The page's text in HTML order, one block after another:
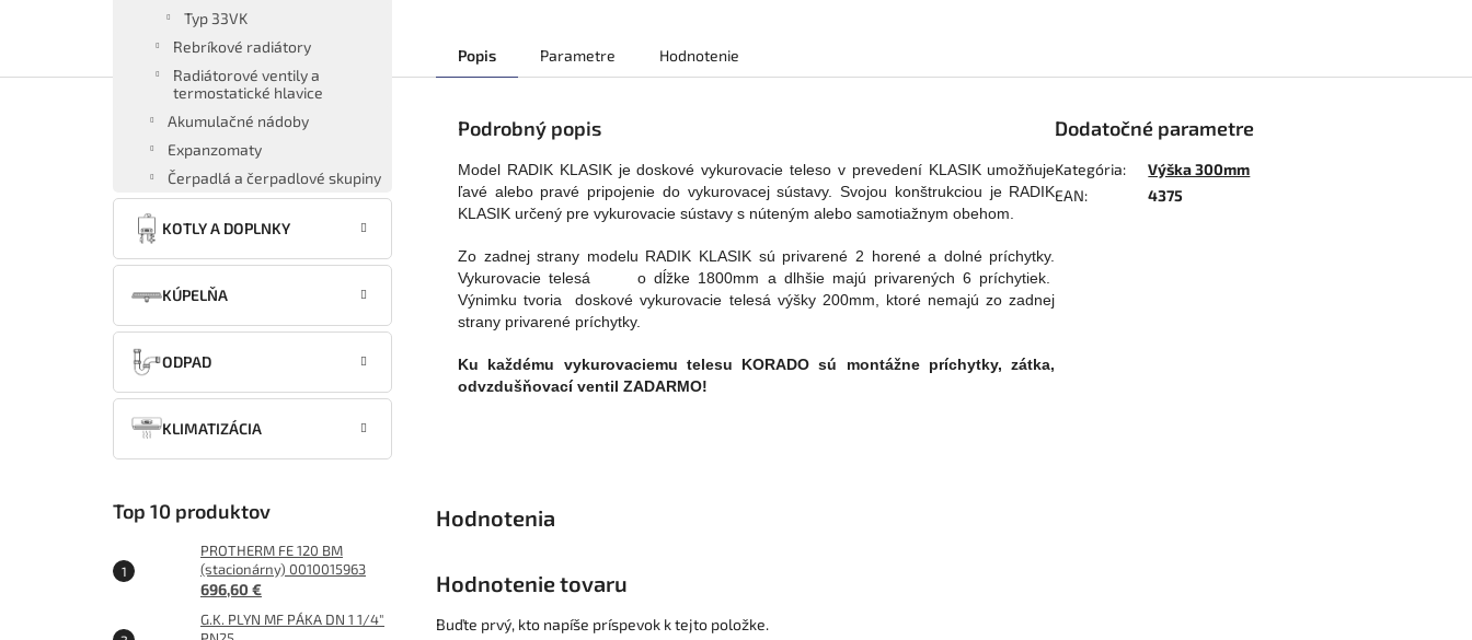
Typ 33VK
Rebríkové radiátory
Radiátorové ventily a
termostatické hlavice
Akumulačné nádoby
Expanzomaty
Čerpadlá a čerpadlové skupiny
KOTLY A DOPLNKY
KÚPELŇA
ODPAD
KLIMATIZÁCIA
Top 10 produktov
PROTHERM FE 120 BM
(stacionárny) 0010015963
696,60 €
G.K. PLYN MF PÁKA DN 1 1/4"
Popis Parametre Hodnotenie
Podrobný popis
Model RADIK KLASIK je doskové vykurovacie teleso v prevedení KLASIK umožňuje
ľavé alebo pravé pripojenie do vykurovacej sústavy. Svojou konštrukciou je RADIK
KLASIK určený pre vykurovacie sústavy s núteným alebo samotiažnym obehom.
Zo zadnej strany modelu RADIK KLASIK sú privarené 2 horené a dolné príchytky.
Vykurovacie telesá o dĺžke 1800mm a dlhšie majú privarených 6 príchytiek.
Výnimku tvoria doskové vykurovacie telesá výšky 200mm, ktoré nemajú zo zadnej
strany privarené príchytky.
Ku každému vykurovaciemu telesu KORADO sú montážne príchytky, zátka,
odvzdušňovací ventil ZADARMO!
Dodatočné parametre
Kategória:
Výška 300mm
EAN: 4375
Hodnotenie tovaru
Buďte prvý, kto napíše príspevok k tejto položke.